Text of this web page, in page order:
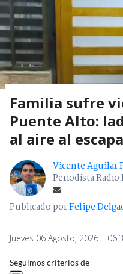
Familia sufre
Puente Alto:
al aire al
Vicente Aguilar
Periodista
Publicado porFelipe
Jueves 06 Agosto, 2026 |
Seguimos criterios de